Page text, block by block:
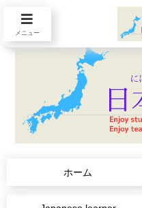
ホーム
メニュー